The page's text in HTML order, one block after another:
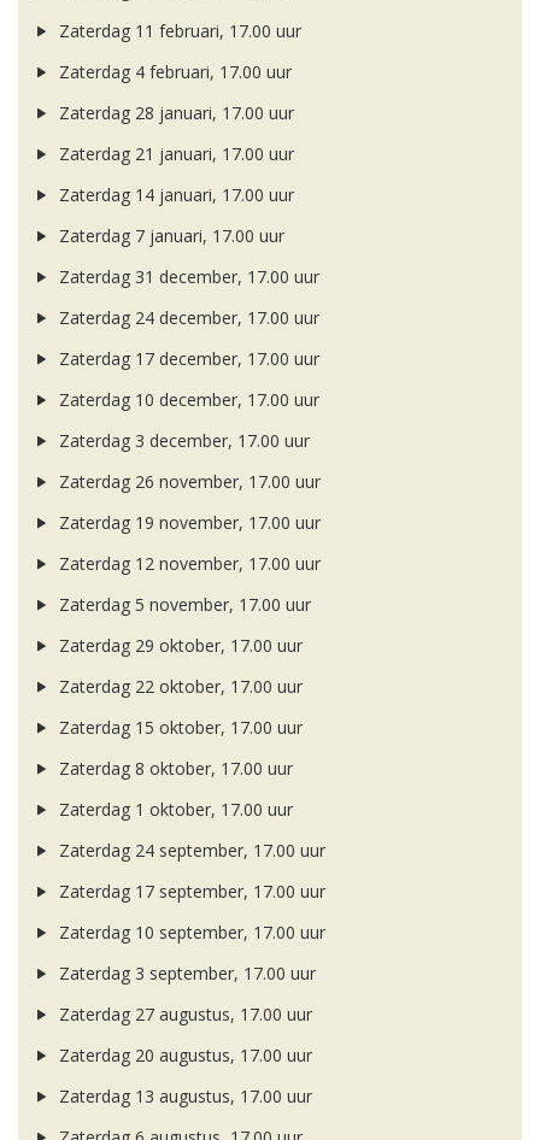
Zaterdag 11 februari, 17.00 uur
Zaterdag 4 februari, 17.00 uur
Zaterdag 28 januari, 17.00 uur
Zaterdag 21 januari, 17.00 uur
Zaterdag 14 januari, 17.00 uur
Zaterdag 7 januari, 17.00 uur
Zaterdag 31 december, 17.00 uur
Zaterdag 24 december, 17.00 uur
Zaterdag 17 december, 17.00 uur
Zaterdag 10 december, 17.00 uur
Zaterdag 3 december, 17.00 uur
Zaterdag 26 november, 17.00 uur
Zaterdag 19 november, 17.00 uur
Zaterdag 12 november, 17.00 uur
Zaterdag 5 november, 17.00 uur
Zaterdag 29 oktober, 17.00 uur
Zaterdag 22 oktober, 17.00 uur
Zaterdag 15 oktober, 17.00 uur
Zaterdag 8 oktober, 17.00 uur
Zaterdag 1 oktober, 17.00 uur
Zaterdag 24 september, 17.00 uur
Zaterdag 17 september, 17.00 uur
Zaterdag 10 september, 17.00 uur
Zaterdag 3 september, 17.00 uur
Zaterdag 27 augustus, 17.00 uur
Zaterdag 20 augustus, 17.00 uur
Zaterdag 13 augustus, 17.00 uur